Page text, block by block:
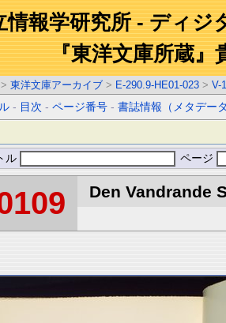
情報学研究所 - ディジ
『東洋文庫所蔵』
> 東洋文庫アーカイブ > E-290.9-HE01-023 > V-1
- 目次 -ページ番号 -書誌情報（メタデー
ル ページ
Den Vandrande